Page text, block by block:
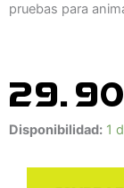
pruebas para
29.90
Disponibilidad: 1
Juego
Mesa